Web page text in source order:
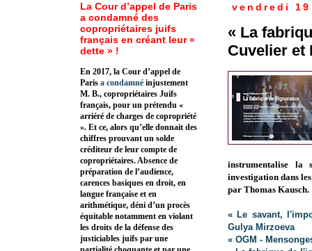
vendredi
« La
Cuvelier et
instrumentalise la
investigation dans
par Thomas Kausch.
« Le savant,
Gulya Mirzoeva
« OGM -
La Cour d’appel de Paris
a condamné des
copropriétaires juifs
français en créant leur «
dette » !
En 2017, la Cour d’appel de
Paris a condamné injustement
M. B., copropriétaires Juifs
français, pour un prétendu «
arriéré de charges de copropriété
». Et ce, alors qu’elle donnait des
chiffres prouvant un solde
créditeur de leur compte de
copropriétaires. Absence de
préparation de l’audience,
carences basiques en droit, en
langue française et en
arithmétique, déni d’un procès
équitable notamment en violant
les droits de la défense des
justiciables juifs par une